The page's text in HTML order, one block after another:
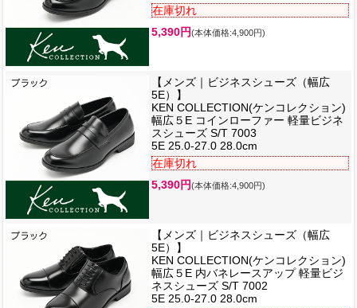
在庫切れ
5,390円(本体価格:4,900円)
【メンズ｜ビジネスシューズ（幅広
5E）】
KEN COLLECTION(ケンコレクション)
幅広５E コインローファー 軽量ビジネ
スシューズ S/T 7003
5E 25.0-27.0 28.0cm
在庫切れ
5,390円(本体価格:4,900円)
【メンズ｜ビジネスシューズ（幅広
5E）】
KEN COLLECTION(ケンコレクション)
幅広５E 内バネレースアップ 軽量ビジ
ネスシューズ S/T 7002
5E 25.0-27.0 28.0cm